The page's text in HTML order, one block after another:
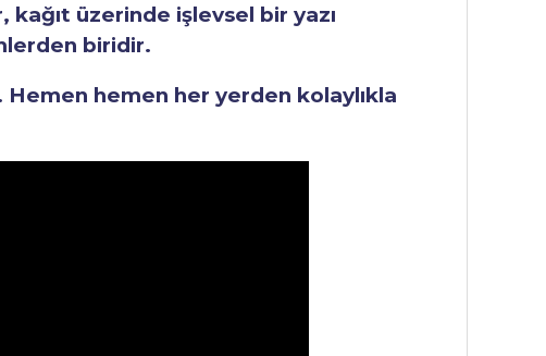
üzerinde işlevsel bir yazı
biridir.
hemen her yerden kolaylıkla